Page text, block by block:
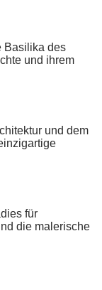
Basilika des
und ihrem
und dem
für
die malerische